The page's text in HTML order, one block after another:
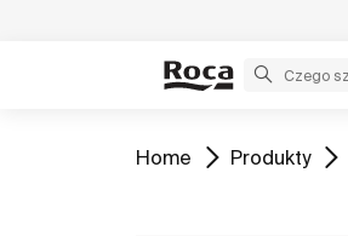
Zobacz
Home Zobacz
Produkty